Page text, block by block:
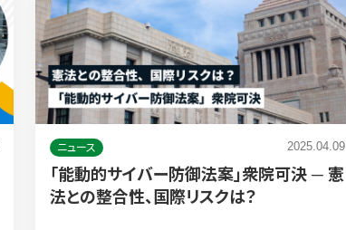
ニュース 2025.04.09
「能動的サイバー防御法案」衆院可決 ─ 憲
法との整合性、国際リスクは？